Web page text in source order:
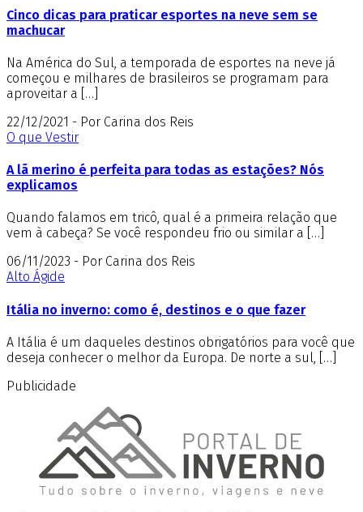
Cinco dicas para praticar esportes na neve sem se
machucar
Na América do Sul, a temporada de esportes na neve já
começou e milhares de brasileiros se programam para
aproveitar a […]
22/12/2021 - Por Carina dos Reis
O que Vestir
A lã merino é perfeita para todas as estações? Nós
explicamos
Quando falamos em tricô, qual é a primeira relação que
vem à cabeça? Se você respondeu frio ou similar a […]
06/11/2023 - Por Carina dos Reis
Alto Ágide
Itália no inverno: como é, destinos e o que fazer
A Itália é um daqueles destinos obrigatórios para você que
deseja conhecer o melhor da Europa. De norte a sul, […]
Publicidade